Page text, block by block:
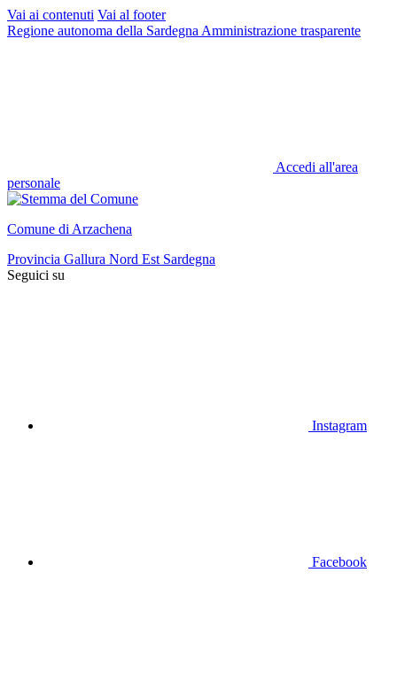
Vai ai contenuti Vai al footer
Regione autonoma della Sardegna Amministrazione trasparente
Accedi all'area
personale
Comune di Arzachena
Provincia Gallura Nord Est Sardegna
Seguici su
Instagram
Facebook